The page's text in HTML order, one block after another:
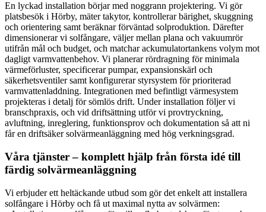
En lyckad installation börjar med noggrann projektering. Vi gör
platsbesök i Hörby, mäter takytor, kontrollerar bärighet, skuggning
och orientering samt beräknar förväntad solproduktion. Därefter
dimensionerar vi solfångare, väljer mellan plana och vakuumrör
utifrån mål och budget, och matchar ackumulatortankens volym mot
dagligt varmvattenbehov. Vi planerar rördragning för minimala
värmeförluster, specificerar pumpar, expansionskärl och
säkerhetsventiler samt konfigurerar styrsystem för prioriterad
varmvattenladdning. Integrationen med befintligt värmesystem
projekteras i detalj för sömlös drift. Under installation följer vi
branschpraxis, och vid driftsättning utför vi provtryckning,
avluftning, inreglering, funktionsprov och dokumentation så att ni
får en driftsäker solvärmeanläggning med hög verkningsgrad.
Våra tjänster – komplett hjälp från första idé till
färdig solvärmeanläggning
Vi erbjuder ett heltäckande utbud som gör det enkelt att installera
solfångare i Hörby och få ut maximal nytta av solvärmen: